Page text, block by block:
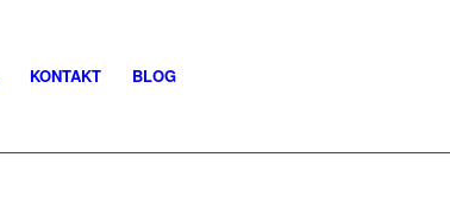
KONTAKT BLOG